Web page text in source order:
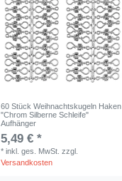
60 Stück Weihnachtskugeln Haken
"Chrom Silberne Schleife"
Aufhänger
5,49 € *
*inkl. ges. MwSt. zzgl.
Versandkosten